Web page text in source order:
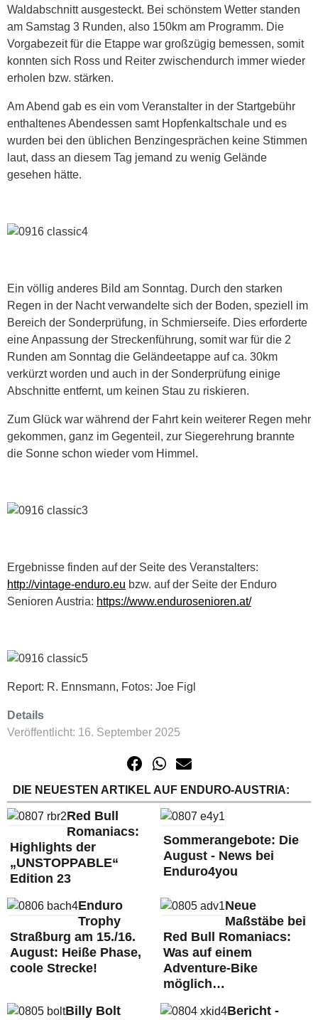
Waldabschnitt ausgesteckt. Bei schönstem Wetter standen
am Samstag 3 Runden, also 150km am Programm. Die
Vorgabezeit für die Etappe war großzügig bemessen, somit
konnten sich Ross und Reiter zwischendurch immer wieder
erholen bzw. stärken.
Am Abend gab es ein vom Veranstalter in der Startgebühr
enthaltenes Abendessen samt Hopfenkaltschale und es
wurden bei den üblichen Benzingesprächen keine Stimmen
laut, dass an diesem Tag jemand zu wenig Gelände
gesehen hätte.
Ein völlig anderes Bild am Sonntag. Durch den starken
Regen in der Nacht verwandelte sich der Boden, speziell im
Bereich der Sonderprüfung, in Schmierseife. Dies erforderte
eine Anpassung der Streckenführung, somit war für die 2
Runden am Sonntag die Geländeetappe auf ca. 30km
verkürzt worden und auch in der Sonderprüfung einige
Abschnitte entfernt, um keinen Stau zu riskieren.
Zum Glück war während der Fahrt kein weiterer Regen mehr
gekommen, ganz im Gegenteil, zur Siegerehrung brannte
die Sonne schon wieder vom Himmel.
Ergebnisse finden auf der Seite des Veranstalters:
http://vintage-enduro.eu bzw. auf der Seite der Enduro
Senioren Austria: https://www.endurosenioren.at/
Report: R. Ennsmann, Fotos: Joe Figl
Details
Veröffentlicht: 16. September 2025
DIE NEUESTEN ARTIKEL AUF ENDURO-AUSTRIA:
Red Bull
Romaniacs:
Highlights der
„UNSTOPPABLE“
Edition 23
Sommerangebote: Die
August - News bei
Enduro4you
Enduro
Trophy
Straßburg am 15./16.
August: Heiße Phase,
coole Strecke!
Neue
Maßstäbe bei
Red Bull Romaniacs:
Was auf einem
Adventure-Bike
möglich…
Billy Bolt
Bericht -